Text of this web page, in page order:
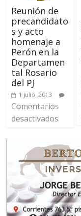
Reunión de
precandidato
s y acto
homenaje a
Perón en la
Departamen
tal Rosario
del PJ
1 julio, 2013
Comentarios
desactivados